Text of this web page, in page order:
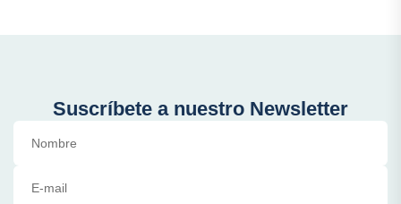
Suscríbete a nuestro Newsletter